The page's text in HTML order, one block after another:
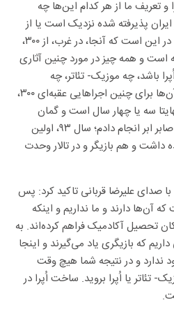
تعریف ما از هر کدام این‌ها چه
پذیرفته شده نزدیک است یا از
آن دور؟، گفت: فرق ما با آن‌ها در این است که آنجا، در غرب، از ۳۰۰،
است و همه چیز در مورد چنین آثاری
باشد، چه موزیک- تئاتر، چه
پرفورمنس و چه هر چیز دیگر. آن‌ها برای چنین اجراهایی عقبه‌ای ۳۰۰،
نهایتا سه یا چهار سال است و گمان
می‌کنم اولی‌اش را هم خودم با صابر ابر انجام دادم؛ سال ۹۳، اولین
و هم بازیگر و در تالار وحدت
صدای علیرضا قربانی تاکید کرد: پس
آن‌ها دارند و ما نداریم و اینکه
تحصیل آکادمیک فراهم کرده‌اند. به
که بازیگری یاد می‌گیرند و اینجا
ندارد و در نتیجه شما هیچ وقت
یا اُپرا بروید. ساخت اُپرا در